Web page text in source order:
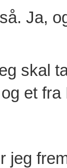
Ja,
skal
et fra
jeg